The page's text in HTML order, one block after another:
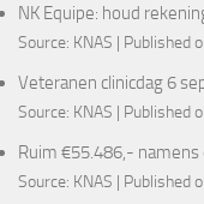
NK Equipe: houd
Source: KNAS Published
Veteranen clinicdag 6
Source: KNAS Published
Ruim €55.486,- namens
Source: KNAS Published